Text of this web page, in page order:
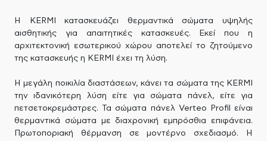
H KERMI κατασκευάζει θερμαντικά σώματα υψηλής
αισθητικής για απαιτητικές κατασκευές. Εκεί που η
αρχιτεκτονική εσωτερικού χώρου αποτελεί το ζητούμενο
της κατασκευής η KERMI έχει τη λύση.
Η μεγάλη ποικιλία διαστάσεων, κάνει τα σώματα της KERMI
την ιδανικότερη λύση είτε για σώματα πάνελ, είτε για
πετσετοκρεμάστρες. Τα σώματα πάνελ Verteo Profil είναι
θερμαντικά σώματα με διαχρονική εμπρόσθια επιφάνεια.
Πρωτοποριακή θέρμανση σε μοντέρνο σχεδιασμό. Η